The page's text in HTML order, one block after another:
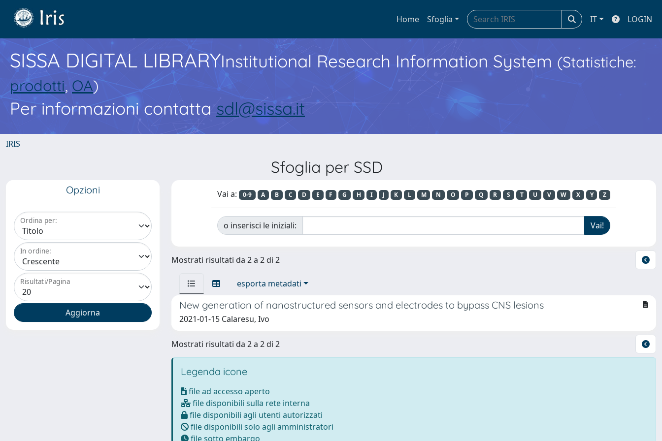
Home Sfoglia IT LOGIN
SISSA DIGITAL LIBRARYInstitutional Research Information System (Statistiche:
prodotti, OA)
Per informazioni contatta sdl@sissa.it
IRIS
Sfoglia per SSD
Opzioni
Ordina per:
In ordine:
Risultati/Pagina
Vai a: 0-9 A B C D E F G H I J K L M N O P Q R S T U V W X Y Z
o inserisci le iniziali:
Mostrati risultati da 2 a 2 di 2
esporta metadati
New generation of nanostructured sensors and electrodes to bypass CNS lesions
2021-01-15 Calaresu, Ivo
Mostrati risultati da 2 a 2 di 2
Legenda icone
file ad accesso aperto
file disponibili sulla rete interna
file disponibili agli utenti autorizzati
file disponibili solo agli amministratori
file sotto embargo